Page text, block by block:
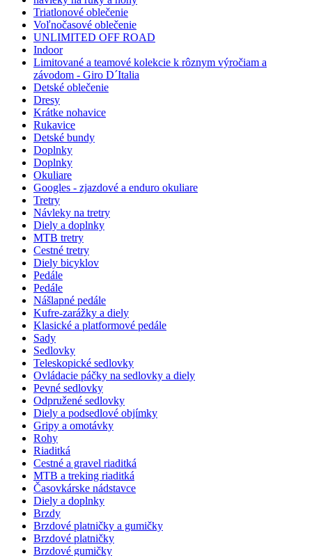
Triatlonové oblečenie
Voľnočasové oblečenie
UNLIMITED OFF ROAD
Indoor
Limitované a teamové kolekcie k rôznym výročiam a
závodom - Giro D´Italia
Detské oblečenie
Dresy
Krátke nohavice
Rukavice
Detské bundy
Doplnky
Doplnky
Okuliare
Googles - zjazdové a enduro okuliare
Tretry
Návleky na tretry
Diely a doplnky
MTB tretry
Cestné tretry
Diely bicyklov
Pedále
Pedále
Nášlapné pedále
Kufre-zarážky a diely
Klasické a platformové pedále
Sady
Sedlovky
Teleskopické sedlovky
Ovládacie páčky na sedlovky a diely
Pevné sedlovky
Odpružené sedlovky
Diely a podsedlové objímky
Gripy a omotávky
Rohy
Riaditká
Cestné a gravel riaditká
MTB a treking riaditká
Časovkárske nádstavce
Diely a doplnky
Brzdy
Brzdové platničky a gumičky
Brzdové platničky
Brzdové gumičky